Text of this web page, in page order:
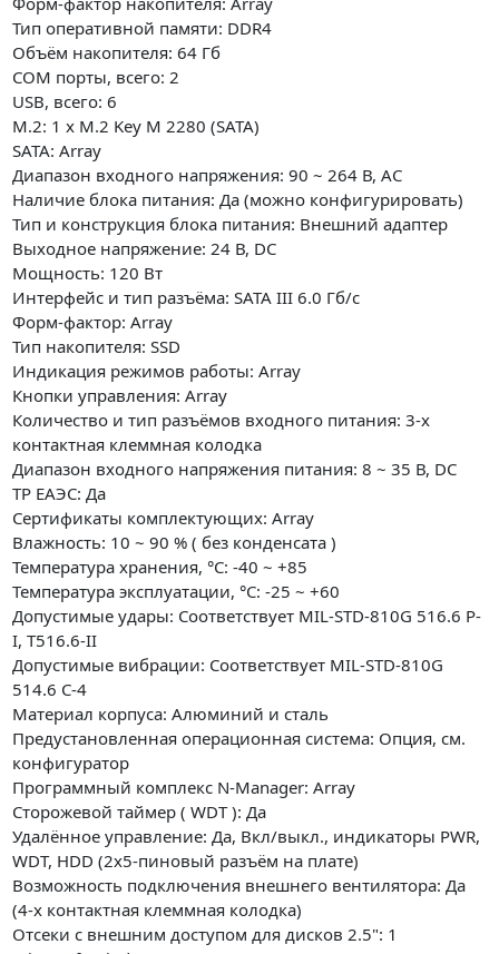
Тип оперативной памяти: DDR4
Объём накопителя: 64 Гб
COM порты, всего: 2
USB, всего: 6
M.2: 1 x M.2 Key M 2280 (SATA)
SATA: Array
Диапазон входного напряжения: 90 ~ 264 В, AC
Наличие блока питания: Да (можно конфигурировать)
Тип и конструкция блока питания: Внешний адаптер
Выходное напряжение: 24 В, DC
Мощность: 120 Вт
Интерфейс и тип разъёма: SATA III 6.0 Гб/с
Форм-фактор: Array
Тип накопителя: SSD
Индикация режимов работы: Array
Кнопки управления: Array
Количество и тип разъёмов входного питания: 3-х
контактная клеммная колодка
Диапазон входного напряжения питания: 8 ~ 35 В, DC
ТР EAЭC: Да
Сертификаты комплектующих: Array
Влажность: 10 ~ 90 % ( без конденсата )
Температура хранения, °C: -40 ~ +85
Температура эксплуатации, °C: -25 ~ +60
Допустимые удары: Соответствует MIL-STD-810G 516.6 P-
I, T516.6-II
Допустимые вибрации: Соответствует MIL-STD-810G
514.6 C-4
Материал корпуса: Алюминий и сталь
Предустановленная операционная система: Опция, см.
конфигуратор
Программный комплекс N-Manager: Array
Сторожевой таймер ( WDT ): Да
Удалённое управление: Да, Вкл/выкл., индикаторы PWR,
WDT, HDD (2x5-пиновый разъём на плате)
Возможность подключения внешнего вентилятора: Да
(4-х контактная клеммная колодка)
Отсеки с внешним доступом для дисков 2.5": 1